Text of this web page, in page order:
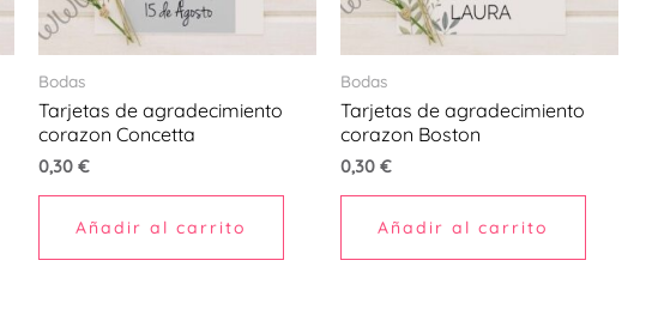
Bodas
Tarjetas de agradecimiento
corazon Concetta
0,30€
Añadir al carrito
Bodas
Tarjetas de agradecimiento
corazon Boston
0,30 €
Añadir al carrito